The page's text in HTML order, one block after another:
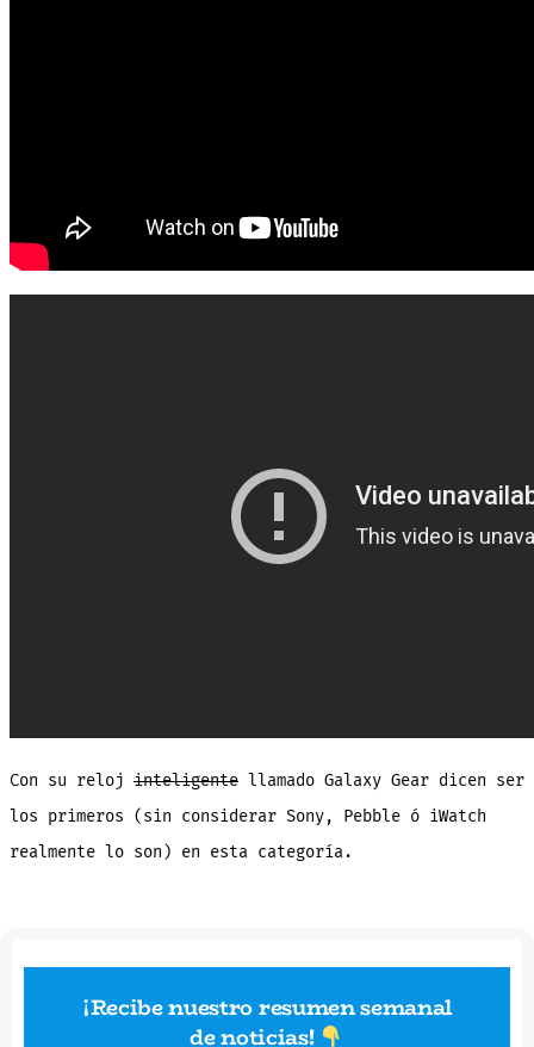
Con su reloj inteligentellamado Galaxy Gear dicen ser
los primeros (sin considerar Sony, Pebble ó iWatch
realmente lo son) en esta categoría.
¡Recibe nuestro resumen semanal
de noticias!